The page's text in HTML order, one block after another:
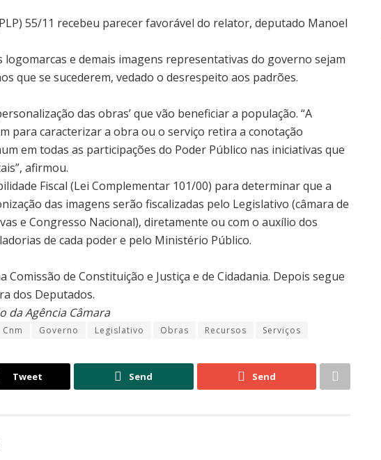
55/11 recebeu parecer favorável do relator, deputado Manoel
e demais imagens representativas do governo sejam
que se sucederem, vedado o desrespeito aos padrões.
das obras’ que vão beneficiar a população. “A
para caracterizar a obra ou o serviço retira a conotação
em todas as participações do Poder Público nas iniciativas que
afirmou.
Fiscal (Lei Complementar 101/00) para determinar que a
das imagens serão fiscalizadas pelo Legislativo (câmara de
e Congresso Nacional), diretamente ou com o auxílio dos
de cada poder e pelo Ministério Público.
de Constituição e Justiça e de Cidadania. Depois segue
dos Deputados.
da Agência Câmara
Cnm Governo Legislativo Obras Recursos Serviços
Tweet Send Send